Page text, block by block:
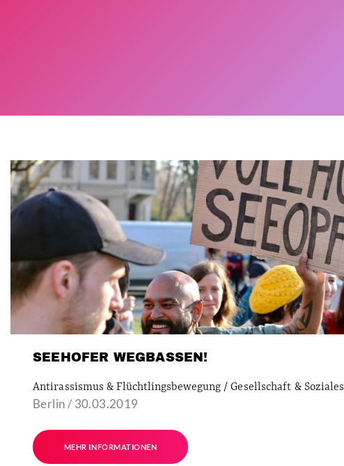
SEEHOFER WEGBASSEN!
Antirassismus & Flüchtlingsbewegung / Gesellschaft & Soziales
Berlin / 30.03.2019
MEHR INFORMATIONEN